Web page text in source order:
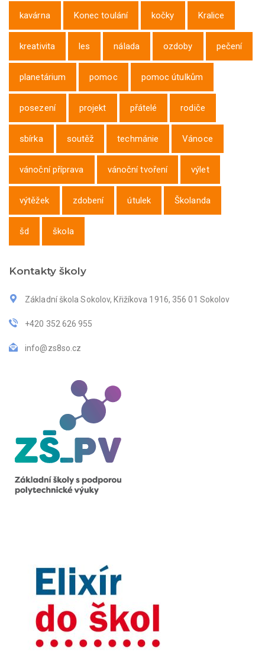
kavárna Konec toulání kočky Kralice
kreativita les nálada ozdoby pečení
planetárium pomoc pomoc útulkům
posezení projekt přátelé rodiče
sbírka soutěž techmánie Vánoce
vánoční příprava vánoční tvoření výlet
výtěžek zdobení útulek Školanda
šd škola
Kontakty školy
Základní škola Sokolov, Křižíkova 1916, 356 01 Sokolov
+420 352 626 955
info@zs8so.cz